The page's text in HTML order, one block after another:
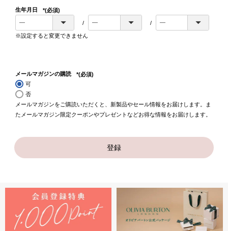
生年月日 (必須)
※設定すると変更できません
メールマガジンの購読
(必須)
可
否
メールマガジンをご購読いただくと、新製品やセール情報をお届けします。ま
たメールマガジン限定クーポンやプレゼントなどお得な情報をお届けします。
登録